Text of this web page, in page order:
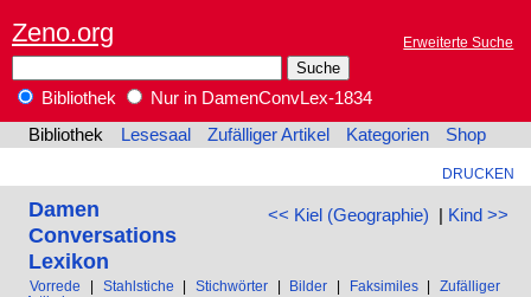
Zeno.org Erweiterte Suche
Bibliothek
Nur in DamenConvLex-1834
Bibliothek
Lesesaal Zufälliger Artikel Kategorien Shop
DRUCKEN
<< Kiel (Geographie) | Kind >>
Damen
Conversations
Lexikon
Vorrede Stahlstiche Stichwörter Bilder Faksimiles
Zufälliger